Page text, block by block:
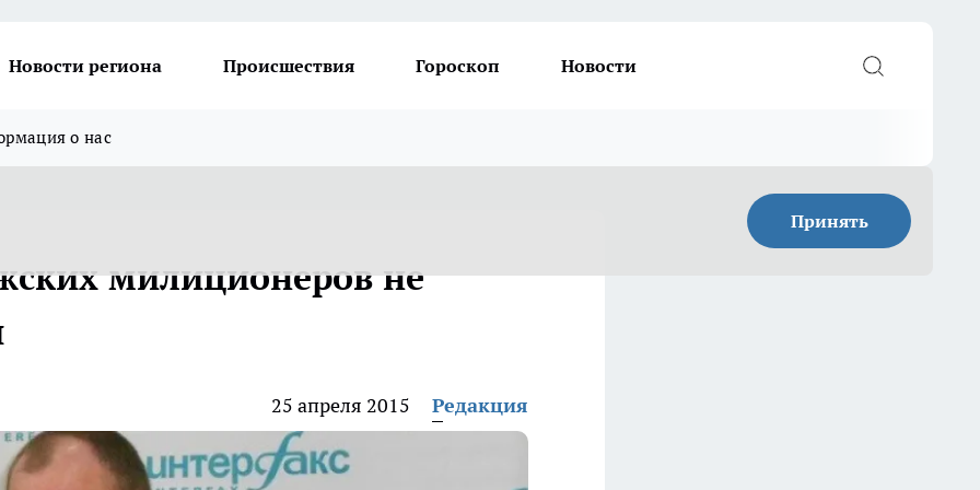
Новости региона Происшествия Гороскоп Новости
о нас
Принять
милиционеров не
25 апреля 2015 Редакция